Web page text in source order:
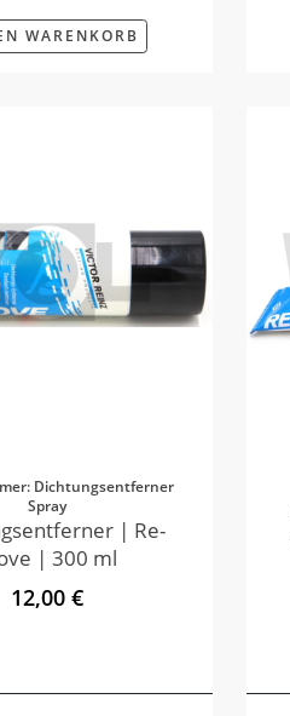
WARENKORB
Dichtungsentferner
Spray
| Re-
| 300 ml
12,00 €